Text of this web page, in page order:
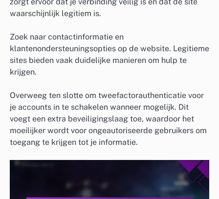
waarschijnlijk legitiem is.
Zoek naar contactinformatie en
klantenondersteuningsopties op de website. Legitieme
sites bieden vaak duidelijke manieren om hulp te
krijgen.
Overweeg ten slotte om tweefactorauthenticatie voor
je accounts in te schakelen wanneer mogelijk. Dit
voegt een extra beveiligingslaag toe, waardoor het
moeilijker wordt voor ongeautoriseerde gebruikers om
toegang te krijgen tot je informatie.